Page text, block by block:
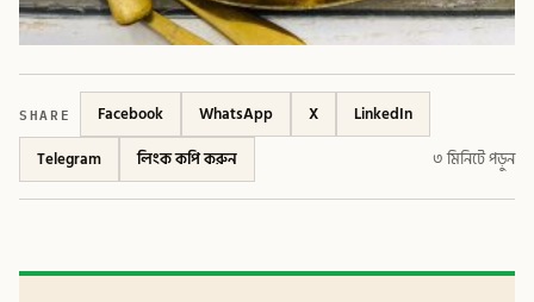
SHARE Facebook WhatsApp X
LinkedIn
Telegram
লিংক কপি করুন ৩ মিনিটে পড়ুন